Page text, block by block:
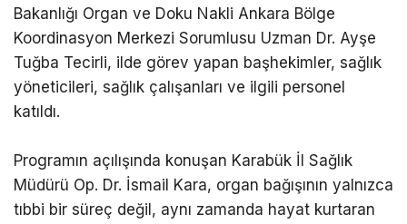
Bakanlığı Organ ve Doku Nakli Ankara Bölge
Koordinasyon Merkezi Sorumlusu Uzman Dr. Ayşe
Tuğba Tecirli, ilde görev yapan başhekimler, sağlık
yöneticileri, sağlık çalışanları ve ilgili personel
katıldı.
Programın açılışında konuşan Karabük İl Sağlık
Müdürü Op. Dr. İsmail Kara, organ bağışının yalnızca
tıbbi bir süreç değil, aynı zamanda hayat kurtaran